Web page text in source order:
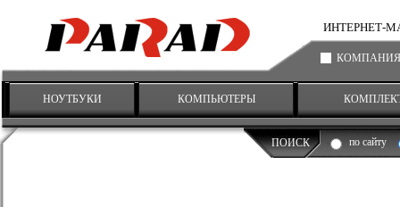
ИНТЕРНЕТ-
КОМПАНИЯ
НОУТБУКИ КОМПЬЮТЕРЫ
ПОИСК по сайту